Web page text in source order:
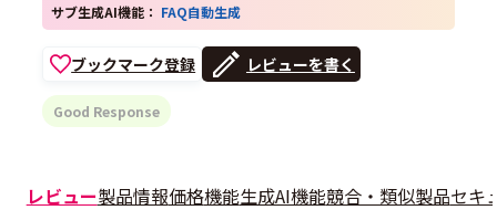
サブ生成AI機能： FAQ自動生成
ブックマーク登録 レビューを書く
Good Response
レビュー製品情報価格機能生成AI機能競合・類似製品セキ